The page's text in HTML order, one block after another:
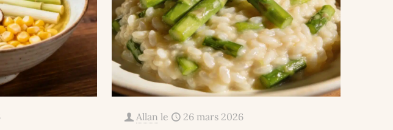
Allan le 26 mars 2026